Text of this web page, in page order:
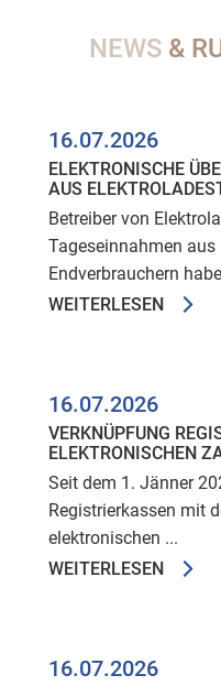
NEWS &
16.07.2026
ELEKTRONISCHE
AUS
Betreiber von
Tageseinnahmen
Endverbrauchern
WEITERLESEN
16.07.2026
VERKNÜPFUNG
ELEKTRONISCHEN
Seit dem 1. Jänner
Registrierkassen mit
elektronischen ...
WEITERLESEN
16.07.2026